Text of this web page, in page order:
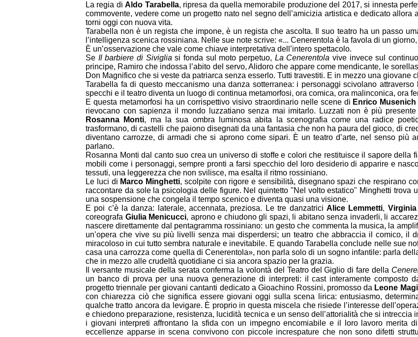
La regia diAldo Tarabella, ripresa da quella memorabile produzione del 2017, si innesta
commovente, vedere come un progetto nato nel segno dell’amicizia artistica e dedicato
torni oggi con nuova vita.
Tarabella non è un regista che impone, è un regista che ascolta. Il suo teatro ha un passo
l’intelligenza scenica rossiniana. Nelle sue note scrive: «... Cenerentola è la favola di un
È un’osservazione che vale come chiave interpretativa dell’intero spettacolo.
Se Il barbiere di Siviglia si fonda sul moto perpetuo, La Cenerentola vive invece sul
principe, Ramiro che indossa l’abito del servo, Alidoro che appare come mendicante, le
Don Magnifico che si veste da patriarca senza esserlo. Tutti travestiti. E in mezzo una giovane
Tarabella fa di questo meccanismo una danza sotterranea: i personaggi scivolano
specchi e il teatro diventa un luogo di continua metamorfosi, ora comica, ora malinconica, ora
E questa metamorfosi ha un corrispettivo visivo straordinario nelle scene di Enrico Musenich
rievocano con sapienza il mondo luzzatiano senza mai imitarlo. Luzzati non è più
Rosanna Monti, ma la sua ombra luminosa abita la scenografia come una radice
trasformano, di castelli che paiono disegnati da una fantasia che non ha paura del gioco, di
diventano carrozze, di armadi che si aprono come sipari. È un teatro d’arte, nel senso più
parlano.
Rosanna Monti dal canto suo crea un universo di stoffe e colori che restituisce il sapore della
mobili come i personaggi, sempre pronti a farsi specchio del loro desiderio di apparire e
tessuti, una leggerezza che non svilisce, ma esalta il ritmo rossiniano.
Le luci di Marco Minghetti, scolpite con rigore e sensibilità, disegnano spazi che respirano
raccontare da sole la psicologia delle figure. Nel quintetto "Nel volto estatico" Minghetti trova
una sospensione che congela il tempo scenico e diventa quasi una visione.
E poi c’è la danza: laterale, accennata, preziosa. Le tre danzatrici Alice Lemmetti,
coreografa Giulia Menicucci, aprono e chiudono gli spazi, li abitano senza invaderli, li
nascere direttamente dal pentagramma rossiniano: un gesto che commenta la musica, la
un’opera che vive su più livelli senza mai disperdersi; un teatro che abbraccia il comico, il
miracoloso in cui tutto sembra naturale e inevitabile. E quando Tarabella conclude nelle sue
casa una carrozza come quella di Cenerentola», non parla solo di un sogno infantile: parla
che in mezzo alle crudeltà quotidiane ci sia ancora spazio per la grazia.
Il versante musicale della serata conferma la volontà del Teatro del Giglio di fare della
un banco di prova per una nuova generazione di interpreti: il cast interamente composto
progetto triennale per giovani cantanti dedicato a Gioachino Rossini, promosso da Leone
con chiarezza ciò che significa essere giovani oggi sulla scena lirica: entusiasmo,
qualche tratto ancora da levigare. È proprio in questa miscela che risiede l’interesse
e chiedono preparazione, resistenza, lucidità tecnica e un senso dell’attorialità che si
i giovani interpreti affrontano la sfida con un impegno encomiabile e il loro lavoro merita
eccellenze apparse in scena convivono con piccole increspature che non sono difetti